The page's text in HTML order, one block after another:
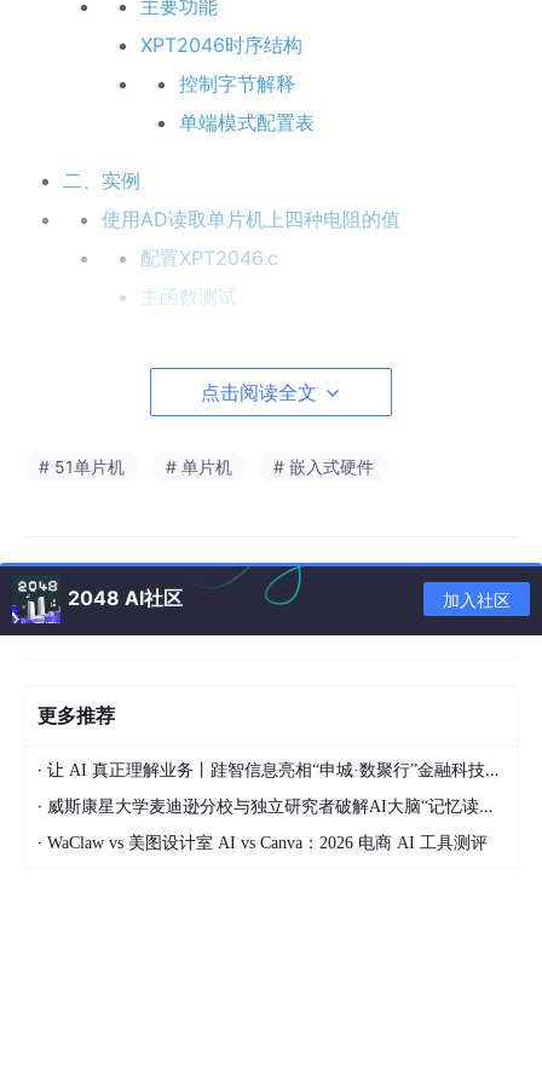
主要功能
XPT2046时序结构
控制字节解释
单端模式配置表
二、实例
使用AD读取单片机上四种电阻的值
配置XPT2046.c
主函数测试
前言
器产生的电信号转为控制芯片能处理的数字信号0101，这样ADC
就建立了模拟世界的传感器和数字世界的信号处理与数据转换的联
系。反之，能把数字信号转换为模拟信号的电路称为数模转换器
（Digital to Analog Converter，简称为DAC或D/A转换器）
一、介绍部分
介绍AD/DA
点击阅读全文
# 51单片机 # 单片机 # 嵌入式硬件
2048 AI社区 加入社区
更多推荐
· 让 AI 真正理解业务丨跬智信息亮相“申城·数聚行”金融科技主题活动
· 威斯康星大学麦迪逊分校与独立研究者破解AI大脑“记忆读取“难题
· WaClaw vs 美图设计室 AI vs Canva：2026 电商 AI 工具测评